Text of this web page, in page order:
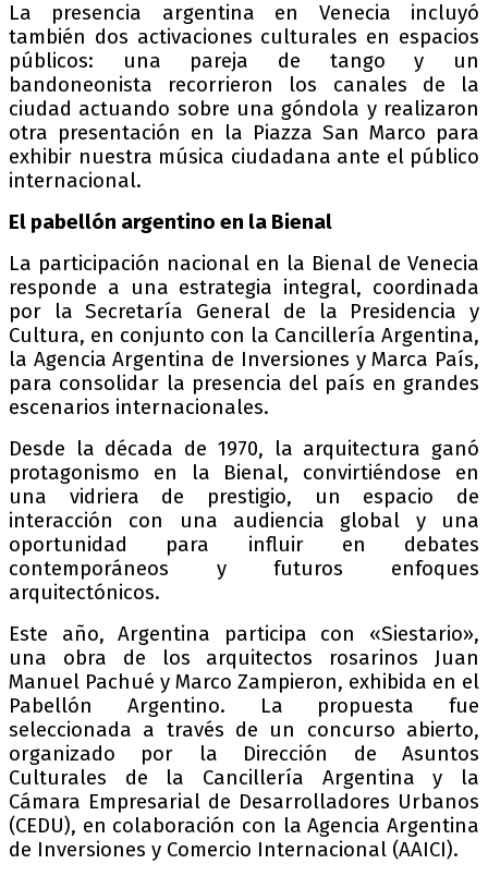
La presencia argentina en Venecia incluyó
también dos activaciones culturales en espacios
públicos: una pareja de tango y un
bandoneonista recorrieron los canales de la
ciudad actuando sobre una góndola y realizaron
otra presentación en la Piazza San Marco para
exhibir nuestra música ciudadana ante el público
internacional.
El pabellón argentino en la Bienal
La participación nacional en la Bienal de Venecia
responde a una estrategia integral, coordinada
por la Secretaría General de la Presidencia y
Cultura, en conjunto con la Cancillería Argentina,
la Agencia Argentina de Inversiones y Marca País,
para consolidar la presencia del país en grandes
escenarios internacionales.
Desde la década de 1970, la arquitectura ganó
protagonismo en la Bienal, convirtiéndose en
una vidriera de prestigio, un espacio de
interacción con una audiencia global y una
oportunidad para influir en debates
contemporáneos y futuros enfoques
arquitectónicos.
Este año, Argentina participa con «Siestario»,
una obra de los arquitectos rosarinos Juan
Manuel Pachué y Marco Zampieron, exhibida en el
Pabellón Argentino. La propuesta fue
seleccionada a través de un concurso abierto,
organizado por la Dirección de Asuntos
Culturales de la Cancillería Argentina y la
Cámara Empresarial de Desarrolladores Urbanos
(CEDU), en colaboración con la Agencia Argentina
de Inversiones y Comercio Internacional (AAICI).